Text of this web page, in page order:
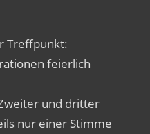
Treffpunkt:
feierlich
und dritter
nur einer Stimme